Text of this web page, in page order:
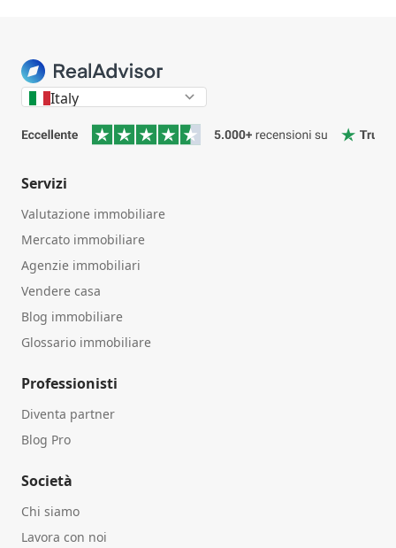
Italy
Servizi
Valutazione immobiliare
Mercato immobiliare
Agenzie immobiliari
Vendere casa
Blog immobiliare
Glossario immobiliare
Professionisti
Diventa partner
Blog Pro
Società
Chi siamo
Lavora con noi